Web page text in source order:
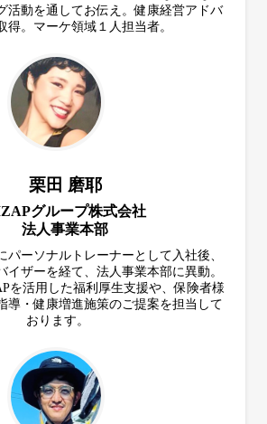
活動を通してお伝え。健康経営アドバ
得。マーケ領域１人担当者。
栗田 磨耶
グループ株式会社
法人事業本部
パーソナルトレーナーとして入社後、
イザーを経て、法人事業本部に異動。
を活用した福利厚生支援や、保険者様
導・健康増進施策のご提案を担当して
おります。